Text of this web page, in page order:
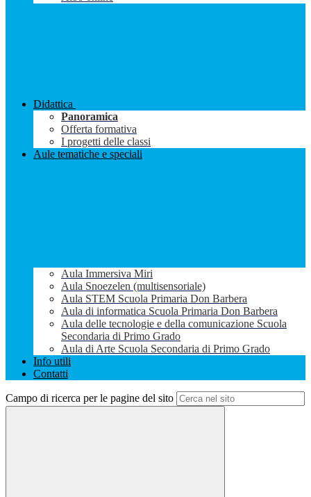
Didattica
Panoramica
Offerta formativa
I progetti delle classi
Aule tematiche e speciali
Aula Immersiva Miri
Aula Snoezelen (multisensoriale)
Aula STEM Scuola Primaria Don Barbera
Aula di informatica Scuola Primaria Don Barbera
Aula delle tecnologie e della comunicazione Scuola
Secondaria di Primo Grado
Aula di Arte Scuola Secondaria di Primo Grado
Info utili
Contatti
Campo di ricerca per le pagine del sito